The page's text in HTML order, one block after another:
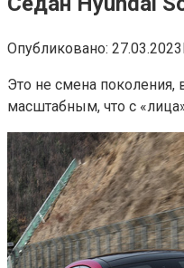
Опубликовано: 27.03.2023
Это не смена поколения,
масштабным, что с